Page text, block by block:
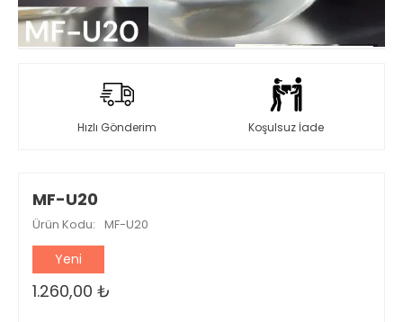
Hızlı Gönderim Koşulsuz İade
MF-U20
Ürün Kodu: MF-U20
Yeni
1.260,00 ₺